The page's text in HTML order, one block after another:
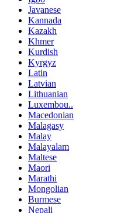
Javanese
Kannada
Kazakh
Khmer
Kurdish
Kyrgyz
Latin
Latvian
Lithuanian
Luxembou..
Macedonian
Malagasy
Malay
Malayalam
Maltese
Maori
Marathi
Mongolian
Burmese
Nepali